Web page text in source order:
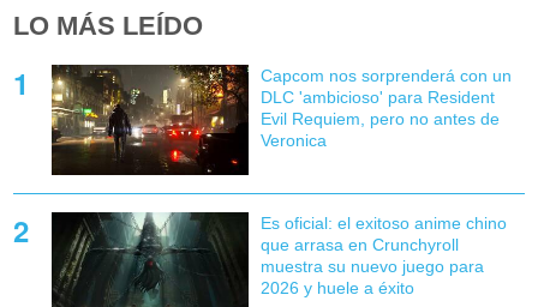
LO MÁS LEÍDO
Capcom nos sorprenderá con un
DLC 'ambicioso' para Resident
Evil Requiem, pero no antes de
Veronica
Es oficial: el exitoso anime chino
que arrasa en Crunchyroll
muestra su nuevo juego para
2026 y huele a éxito